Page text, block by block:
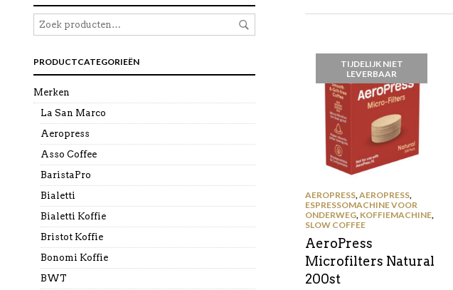
PRIJS:
PRODUCTCATEGORIEËN
Merken
La San Marco
Aeropress
Asso Coffee
BaristaPro
Bialetti
Bialetti Koffie
Bristot Koffie
Bonomi Koffie
BWT
TIJDELIJK NIET
LEVERBAAR
AEROPRESS,AEROPRESS,
ESPRESSOMACHINE VOOR
ONDERWEG, KOFFIEMACHINE,
SLOW COFFEE
AeroPress
Microfilters Natural
200st